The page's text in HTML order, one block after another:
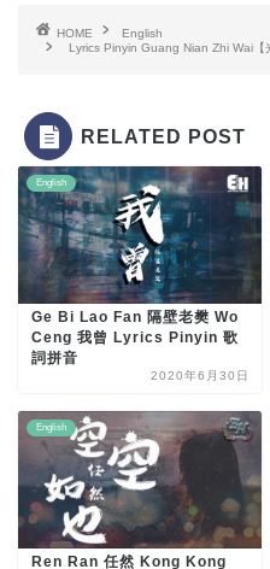
HOME
English
Lyrics Pinyin Guang Nian Zhi Wai【
RELATED POST
English
Ge Bi Lao Fan 隔壁老樊 Wo
Ceng 我曾 Lyrics Pinyin 歌
詞拼音
2020年6月30日
English
Ren Ran 任然 Kong Kong